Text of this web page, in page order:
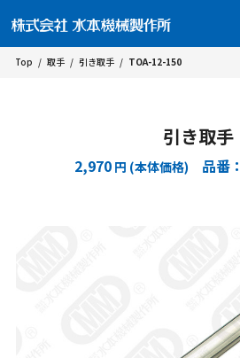
Top / 取手 / 引き取手 / TOA-12-150
引き取手
2,970 円 (本体価格) 品番